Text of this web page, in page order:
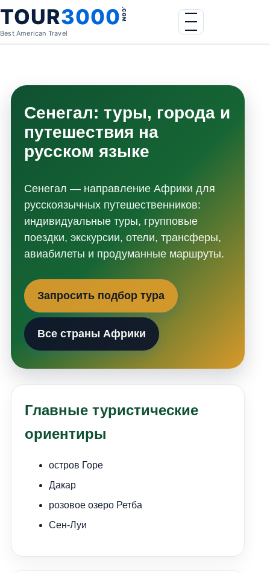
Skip to content
TOUR3000.COM
Best American Travel
Menu
Сенегал: туры, города и
путешествия на
русском языке
Сенегал — направление Африки для
русскоязычных путешественников:
индивидуальные туры, групповые
поездки, экскурсии, отели, трансферы,
авиабилеты и продуманные маршруты.
Запросить подбор тура
Все страны Африки
Главные туристические
ориентиры
остров Горе
Дакар
розовое озеро Ретба
Сен-Луи